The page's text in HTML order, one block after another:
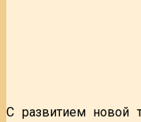
С развитием новой